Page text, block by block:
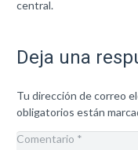
central.
Deja una
Tu dirección de correo
obligatorios están